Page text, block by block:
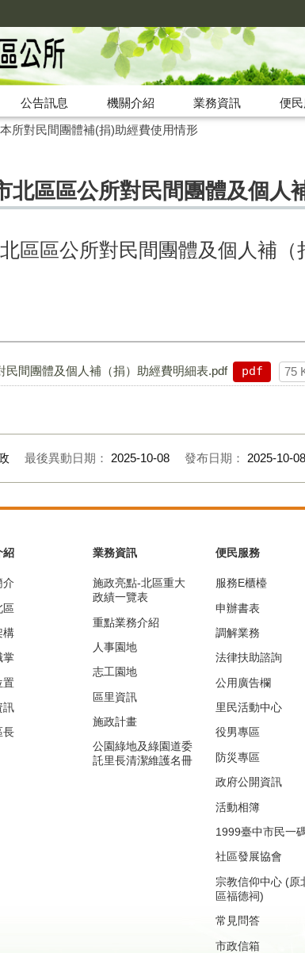
公告訊息 機關介紹 業務資訊 便
本所對民間團體補(捐)助經費使用情形
北區區公所對民間團體及個人
區區公所對民間團體及個人補（
民間團體及個人補（捐）助經費明細表.pdf pdf 75
最後異動日期： 2025-10-08 發布日期： 2025-10-08
紹
介
區
構
掌
置
訊
長
業務資訊
施政亮點-北區重大
政績一覽表
重點業務介紹
人事園地
志工園地
區里資訊
施政計畫
公園綠地及綠園道委
託里長清潔維護名冊
便民服務
服務E櫃檯
申辦書表
調解業務
法律扶助諮詢
公用廣告欄
里民活動中心
役男專區
防災專區
政府公開資訊
活動相簿
1999臺中市民一
社區發展協會
宗教信仰中心 (原
區福德祠)
常見問答
市政信箱